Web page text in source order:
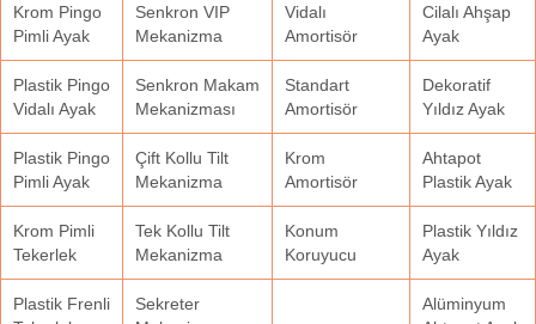
Krom Pingo
Pimli Ayak
Senkron VIP
Mekanizma
Vidalı
Amortisör
Cilalı Ahşap
Ayak
Plastik Pingo
Vidalı Ayak
Senkron Makam
Mekanizması
Standart
Amortisör
Dekoratif
Yıldız Ayak
Plastik Pingo
Pimli Ayak
Çift Kollu Tilt
Mekanizma
Krom
Amortisör
Ahtapot
Plastik Ayak
Krom Pimli
Tekerlek
Tek Kollu Tilt
Mekanizma
Konum
Koruyucu
Plastik Yıldız
Ayak
Plastik Frenli
Sekreter
Alüminyum